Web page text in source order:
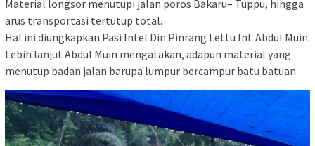
Material longsor menutupi jalan poros Bakaru– Tuppu, hingga
arus transportasi tertutup total.
Hal ini diungkapkan Pasi Intel Din Pinrang Lettu Inf. Abdul Muin.
Lebih lanjut Abdul Muin mengatakan, adapun material yang
menutup badan jalan barupa lumpur bercampur batu batuan.